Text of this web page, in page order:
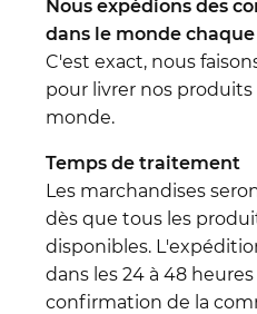
Nous expédions des
dans le monde
C'est exact, nous
pour livrer nos
monde.
Temps de traitement
Les marchandises
dès que tous les
disponibles.
dans les 24 à 48
confirmation de la